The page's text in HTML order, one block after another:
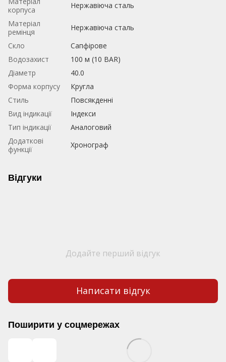
корпуса
Нержавіюча сталь
Матеріал
ремінця
Нержавіюча сталь
Скло
Сапфірове
Водозахист
100 м (10 BAR)
Діаметр
40.0
Форма корпусу
Кругла
Стиль
Повсякденні
Вид індикації
Індекси
Тип індикації
Аналоговий
Додаткові
функції
Хронограф
Відгуки
Додайте перший відгук
Написати відгук
Поширити у соцмережах